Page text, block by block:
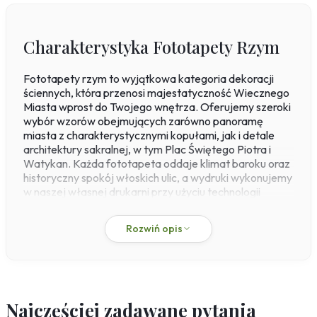
Formuła 1
Koszykówka
Taniec
Siłownia
Tekstury
Kamień
Marmur
Pikowane
Zwierzęta
Charakterystyka Fototapety Rzym
Fototapety rzym to wyjątkowa kategoria dekoracji
ściennych, która przenosi majestatyczność Wiecznego
Miasta wprost do Twojego wnętrza. Oferujemy szeroki
wybór wzorów obejmujących zarówno panoramę
miasta z charakterystycznymi kopułami, jak i detale
architektury sakralnej, w tym Plac Świętego Piotra i
Watykan. Każda fototapeta oddaje klimat baroku oraz
historyczny spokój włoskich ulic, a wydruki wykonujemy
w naszej własnej drukarni przy użyciu technologii
odporność na blaknięcie. Produkty dostępne są na
flizelinie o gramaturze 200 g/m², co zapewnia
Fototapety z motywem Rzymu doskonale sprawdzą się
Rozwiń opis
Najczęściej zadawane pytania